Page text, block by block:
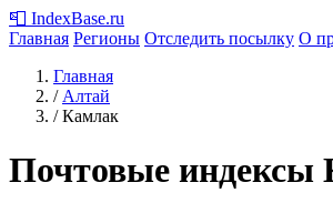
📮 IndexBase.ru
Главная Регионы Отследить посылку О
Главная
/ Алтай
/ Камлак
Почтовые индексы